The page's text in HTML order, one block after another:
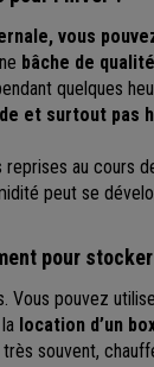
vous
bâche de qualité
quelques
et surtout pas
au cours
peut se
pour
Vous pouvez
location d’un
souvent,